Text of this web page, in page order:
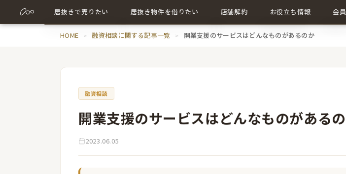
居抜きで売りたい
売却について詳しく
居抜き物件を借りたい
居抜き物件について詳しく
店舗解約
店舗解約について詳しく
お役立ち情報
店舗に関する記事一覧
会
HOME 融資相談に関する記事一覧 開業支援のサービスはどんなものがあるのか
融資相談
開業支援のサービスはどんなものがある
2023.06.05